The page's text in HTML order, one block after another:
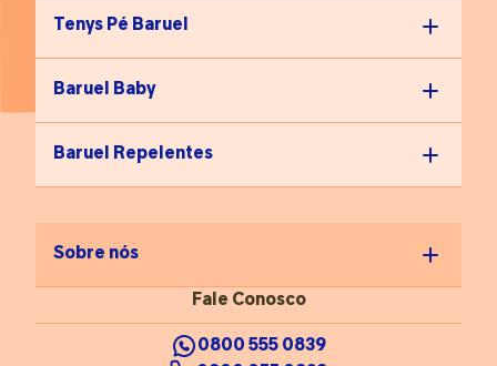
Tenys Pé Baruel
Baruel Baby
Baruel Repelentes
Sobre nós
Fale Conosco
0800 555 0839